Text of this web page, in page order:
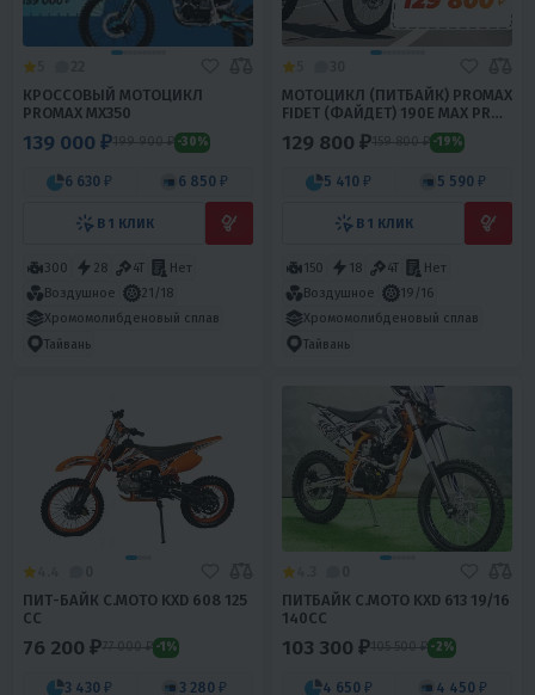
КРОССОВЫЙ МОТОЦИКЛ
PROMAX MX350
139 000 ₽199 900 ₽ -30%
6 630 ₽ 6 850 ₽
В 1 КЛИК
300 28 4T
Нет
Воздушное
21/18
Хромомолибденовый сплав
Тайвань
МОТОЦИКЛ (ПИТБАЙК) PROMAX
FIDET (ФАЙДЕТ) 190E MAX PRO
129 800 ₽159 800 ₽ -19%
5 410 ₽ 5 590 ₽
В 1 КЛИК
150 18 4T
Нет
Воздушное
19/16
Хромомолибденовый сплав
Тайвань
ПИТ-БАЙК С.МОТО KXD 608 125
СС
76 200 ₽77 000 ₽ -1%
3 430 ₽ 3 280 ₽
ПИТБАЙК С.МОТО KXD 613 19/16
140CC
103 300 ₽105 500 ₽ -2%
4 650 ₽ 4 450 ₽